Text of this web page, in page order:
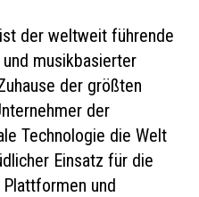
der weltweit führende
musikbasierter
der größten
der
Technologie die Welt
Einsatz für die
und